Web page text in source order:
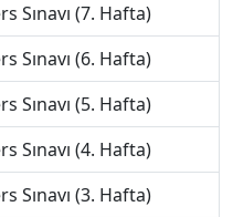
Sınavı (7. Hafta)
Sınavı (6. Hafta)
Sınavı (5. Hafta)
Sınavı (4. Hafta)
Sınavı (3. Hafta)